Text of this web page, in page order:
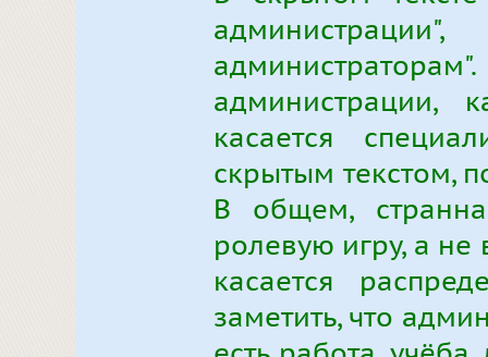
администрации,
касается
скрытым текстом,
В общем,
ролевую игру, а не
касается
заметить, что